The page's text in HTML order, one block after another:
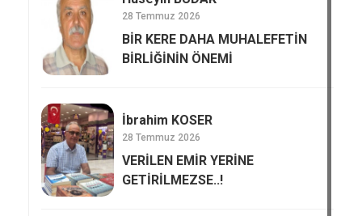
28 Temmuz 2026
BİR KERE DAHA MUHALEFETİN
BİRLİĞİNİN ÖNEMİ
İbrahim KOSER
28 Temmuz 2026
VERİLEN EMİR YERİNE
GETİRİLMEZSE..!